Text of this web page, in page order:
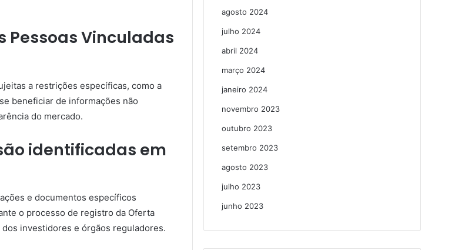
Pessoas Vinculadas
a restrições específicas, como a
beneficiar de informações não
do mercado.
identificadas em
e documentos específicos
o processo de registro da Oferta
investidores e órgãos reguladores.
agosto 2024
julho 2024
abril 2024
março 2024
janeiro 2024
novembro 2023
outubro 2023
setembro 2023
agosto 2023
julho 2023
junho 2023